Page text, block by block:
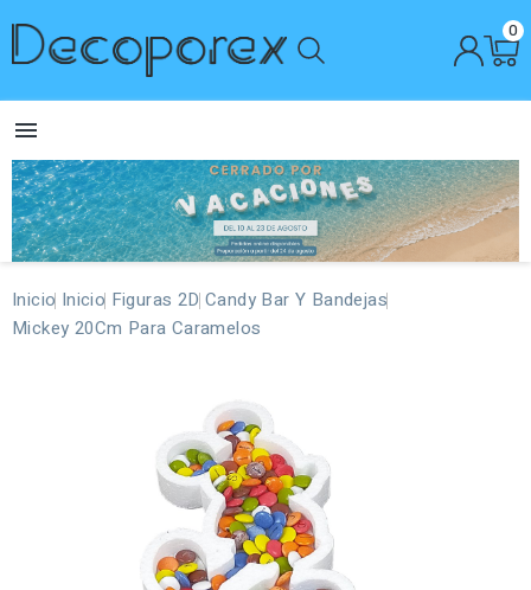
0

Inicio Inicio Figuras 2D Candy Bar Y Bandejas
Mickey 20Cm Para Caramelos